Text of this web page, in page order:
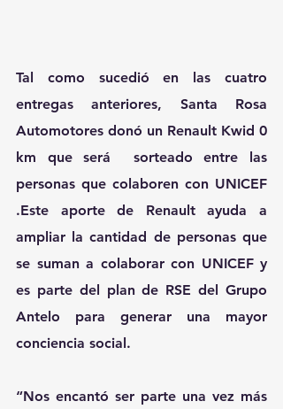
Tal como sucedió en las cuatro
entregas anteriores, Santa Rosa
Automotores donó un Renault Kwid 0
km que será  sorteado entre las
personas que colaboren con UNICEF
.Este aporte de Renault ayuda a
ampliar la cantidad de personas que
se suman a colaborar con UNICEF y
es parte del plan de RSE del Grupo
Antelo para generar una mayor
conciencia social.
“Nos encantó ser parte una vez más